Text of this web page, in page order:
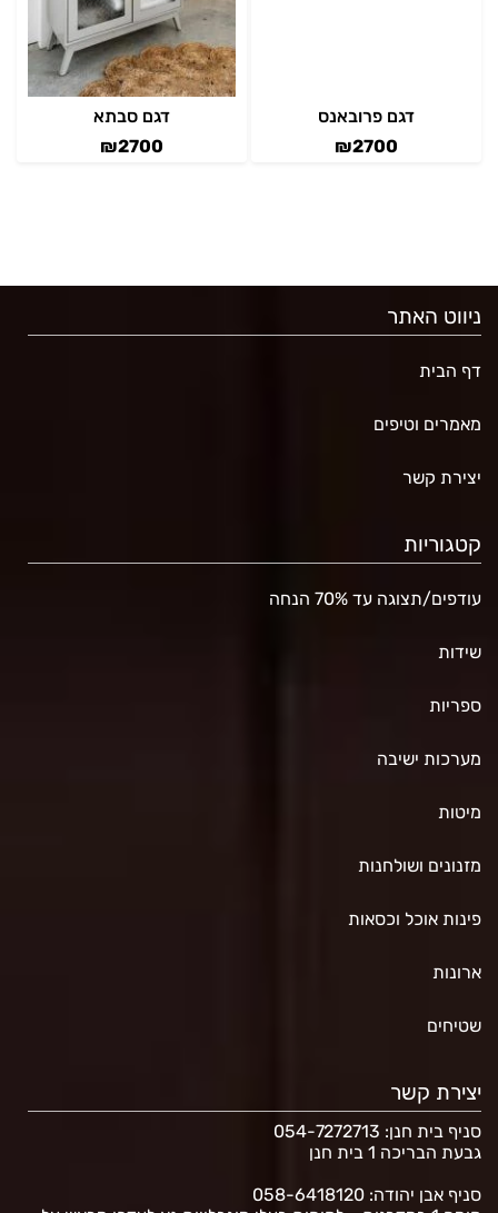
דגם פרובאנס
₪2700
דגם סבתא
₪2700
ניווט האתר
דף הבית
מאמרים וטיפים
יצירת קשר
קטגוריות
עודפים/תצוגה עד 70% הנחה
שידות
ספריות
מערכות ישיבה
מיטות
מזנונים ושולחנות
פינות אוכל וכסאות
ארונות
שטיחים
יצירת קשר
סניף בית חנן: 054-7272713
גבעת הבריכה 1 בית חנן
סניף אבן יהודה: 058-6418120